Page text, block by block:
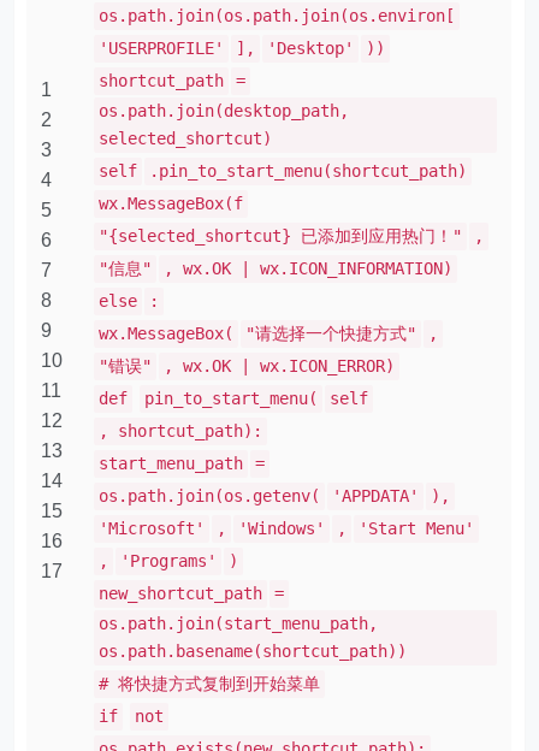
1
2
3
4
5
6
7
8
9
10
11
12
13
14
15
16
17
os.path.join(os.path.join(os.environ[
'USERPROFILE'
], 'Desktop'
))
shortcut_path
=
os.path.join(desktop_path,
selected_shortcut)
self
.pin_to_start_menu(shortcut_path)
wx.MessageBox(f
"{selected_shortcut} 已添加到应用热门！"
,
"信息"
, wx.OK | wx.ICON_INFORMATION)
else
:
wx.MessageBox(
"请选择一个快捷方式"
,
"错误"
, wx.OK | wx.ICON_ERROR)
def
pin_to_start_menu(
self
, shortcut_path):
start_menu_path
=
os.path.join(os.getenv(
'APPDATA'
),
'Microsoft'
, 'Windows' ,
'Start Menu'
,
'Programs'
)
new_shortcut_path
=
os.path.join(start_menu_path,
os.path.basename(shortcut_path))
# 将快捷方式复制到开始菜单
if
not